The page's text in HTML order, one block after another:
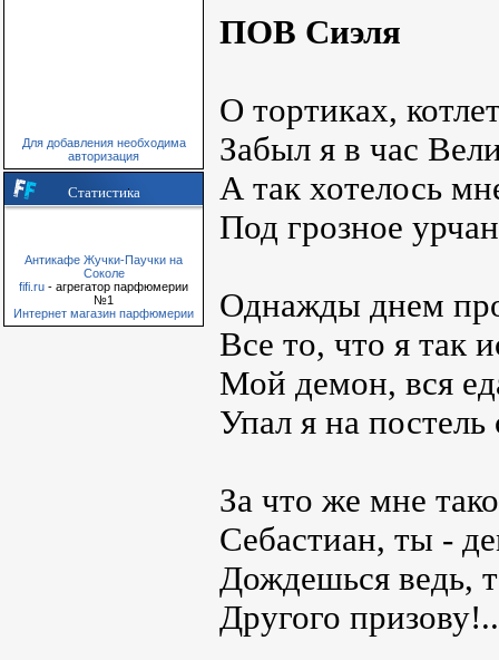
Для добавления необходима
авторизация
Статистика
Антикафе Жучки-Паучки на
Соколе
fifi.ru - агрегатор парфюмерии
№1
Интернет магазин парфюмерии
ПОВ Сиэля
О тортиках,
Забыл я в час
А так хотелось
Под грозное
Однажды днем
Все то, что я так
Мой демон, вся
Упал я на
За что же мне
Себастиан, ты -
Дождешься ведь,
Другого